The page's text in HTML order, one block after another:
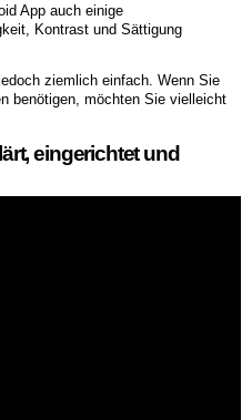
App auch einige
Kontrast und Sättigung
ziemlich einfach. Wenn Sie
benötigen, möchten Sie vielleicht
eingerichtet und